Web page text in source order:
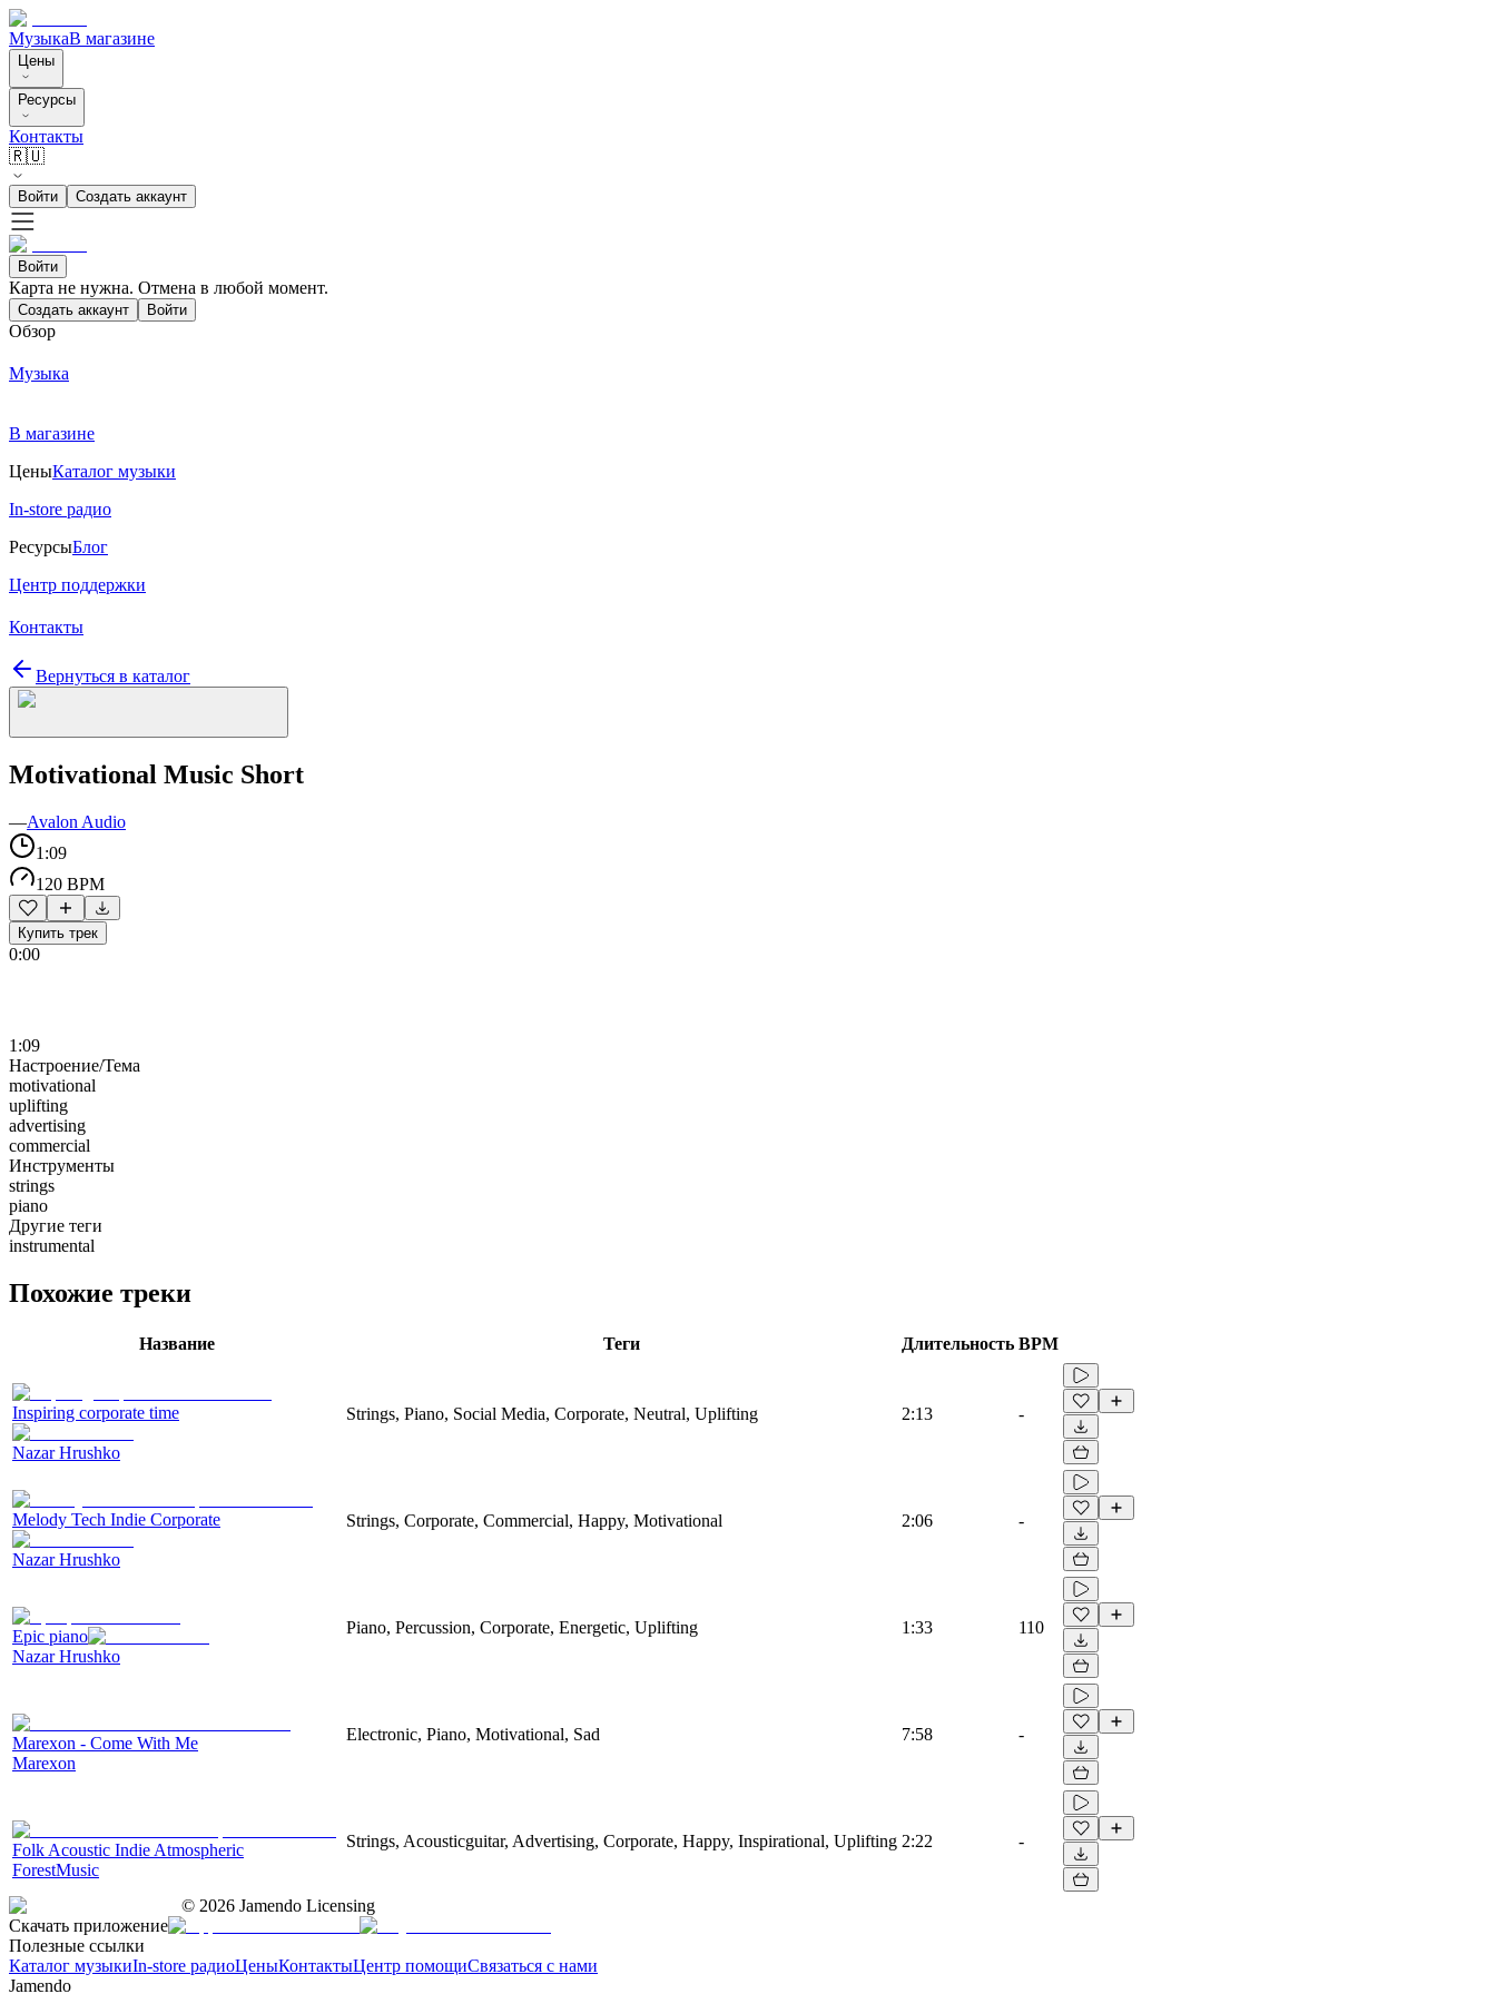
МузыкаВ магазине
Цены
Ресурсы
Контакты
🇷🇺
Войти Создать аккаунт
Войти
Карта не нужна. Отмена в любой момент.
Создать аккаунт Войти
Обзор
Музыка
В магазине
ЦеныКаталог музыки
In-store радио
РесурсыБлог
Центр поддержки
Контакты
Вернуться в каталог
Motivational Music Short
—Avalon Audio
1:09
120 BPM
Купить трек
0:00
1:09
Настроение/Тема
motivational
uplifting
advertising
commercial
Инструменты
strings
piano
Другие теги
instrumental
Похожие треки
Название Теги Длительность BPM
Inspiring corporate time
Nazar Hrushko
Strings, Piano, Social Media, Corporate, Neutral, Uplifting 2:13 -
Melody Tech Indie Corporate
Nazar Hrushko
Strings, Corporate, Commercial, Happy, Motivational 2:06 -
Epic piano
Nazar Hrushko
Piano, Percussion, Corporate, Energetic, Uplifting 1:33 110
Marexon - Come With Me
Marexon
Electronic, Piano, Motivational, Sad 7:58 -
Folk Acoustic Indie Atmospheric
ForestMusic
Strings, Acousticguitar, Advertising, Corporate, Happy, Inspirational, Uplifting 2:22 -
© 2026 Jamendo Licensing
Скачать приложение
Полезные ссылки
Каталог музыкиIn-store радиоЦеныКонтактыЦентр помощиСвязаться с нами
Jamendo